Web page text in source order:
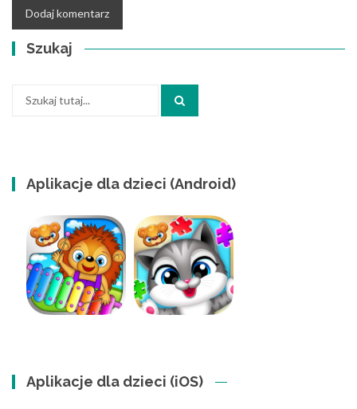
Szukaj
Aplikacje dla dzieci (Android)
Aplikacje dla dzieci (iOS)